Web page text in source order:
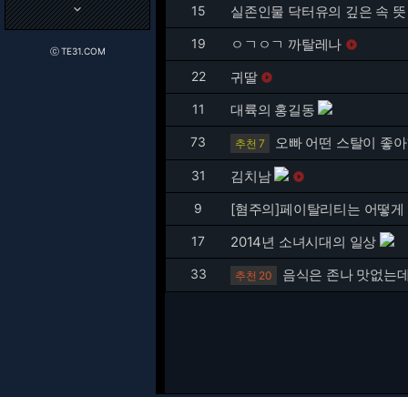
keyboard_arrow_down
ⓒ TE31.COM
15 실존인물 닥터유의 깊은 속 뜻
19 ㅇㄱㅇㄱ 까탈레나 
22 귀딸 
11 대륙의 홍길동
73 추천 7 오빠 어떤 스탈이 좋
31 김치남 
9 [혐주의]페이탈리티는 어떻
17 2014년 소녀시대의 일상
33 추천 20 음식은 존나 맛없는